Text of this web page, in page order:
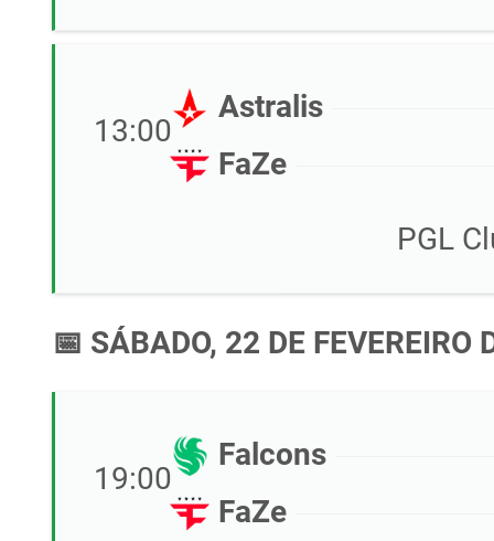
13:00
Astralis
FaZe
PGL
📅 SÁBADO, 22 DE FEVEREIRO
19:00
Falcons
FaZe